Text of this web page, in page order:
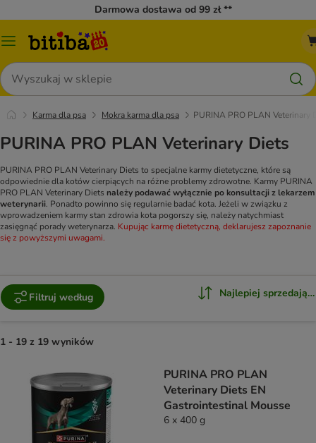
Darmowa dostawa od 99 zł **
Menu
Szukaj
Karma dla psa Mokra karma dla psa PURINA PRO PLAN Veterinary
PURINA PRO PLAN Veterinary Diets
PURINA PRO PLAN Veterinary Diets to specjalne karmy dietetyczne, które są
odpowiednie dla kotów cierpiących na różne problemy zdrowotne. Karmy PURINA
PRO PLAN Veterinary Diets należy podawać wyłącznie po konsultacji z lekarzem
weterynarii. Ponadto powinno się regularnie badać kota. Jeżeli w związku z
wprowadzeniem karmy stan zdrowia kota pogorszy się, należy natychmiast
zasięgnąć porady weterynarza. Kupując karmę dietetyczną, deklarujesz zapoznanie
się z powyższymi uwagami.
Filtruj według Najlepiej
1 - 19 z 19 wyników
PURINA PRO PLAN
Veterinary Diets EN
Gastrointestinal Mousse
6 x 400 g